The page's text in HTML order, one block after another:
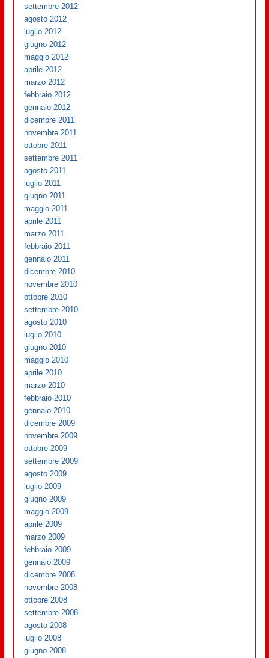
settembre 2012
agosto 2012
luglio 2012
giugno 2012
maggio 2012
aprile 2012
marzo 2012
febbraio 2012
gennaio 2012
dicembre 2011
novembre 2011
ottobre 2011
settembre 2011
agosto 2011
luglio 2011
giugno 2011
maggio 2011
aprile 2011
marzo 2011
febbraio 2011
gennaio 2011
dicembre 2010
novembre 2010
ottobre 2010
settembre 2010
agosto 2010
luglio 2010
giugno 2010
maggio 2010
aprile 2010
marzo 2010
febbraio 2010
gennaio 2010
dicembre 2009
novembre 2009
ottobre 2009
settembre 2009
agosto 2009
luglio 2009
giugno 2009
maggio 2009
aprile 2009
marzo 2009
febbraio 2009
gennaio 2009
dicembre 2008
novembre 2008
ottobre 2008
settembre 2008
agosto 2008
luglio 2008
giugno 2008